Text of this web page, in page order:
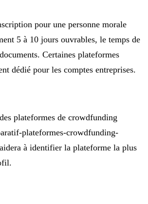
pour une personne morale
5 à 10 jours ouvrables, le temps de
Certaines plateformes
dédié pour les comptes entreprises.
plateformes de crowdfunding
plateformes-crowdfunding-
à identifier la plateforme la plus